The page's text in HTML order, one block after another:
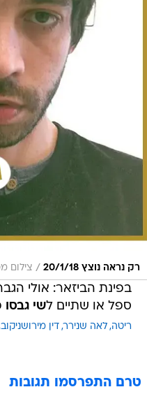
רק נראה נוצץ 20/1/18 / צילום
בפינת הביזאר: אולי
ספל או שתיים לשי גבסו
ריטה לאה שנירר דין מירושניקוב
טרם התפרסמו תגובות